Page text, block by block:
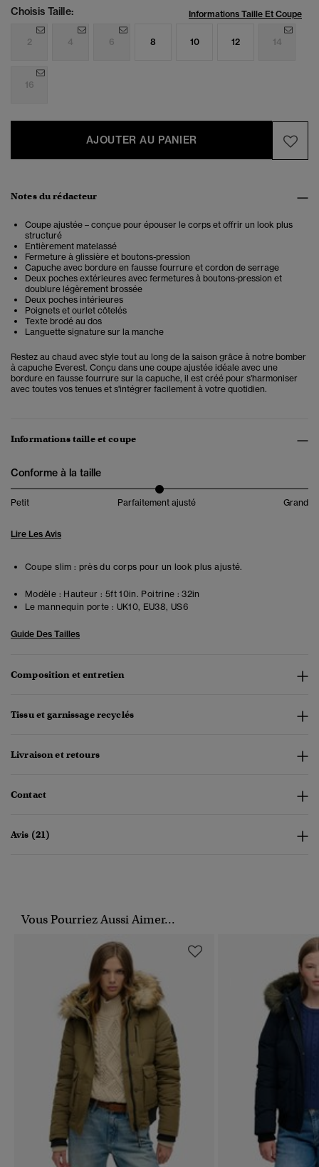
Choisis Taille: Informations Taille Et Coupe
2 4 6 8 10 12 14
16
AJOUTER AU PANIER
Notes du rédacteur
Coupe ajustée – conçue pour épouser le corps et offrir un look plus
structuré
Entièrement matelassé
Fermeture à glissière et boutons-pression
Capuche avec bordure en fausse fourrure et cordon de serrage
Deux poches extérieures avec fermetures à boutons-pression et
doublure légèrement brossée
Deux poches intérieures
Poignets et ourlet côtelés
Texte brodé au dos
Languette signature sur la manche
Restez au chaud avec style tout au long de la saison grâce à notre bomber
à capuche Everest. Conçu dans une coupe ajustée idéale avec une
bordure en fausse fourrure sur la capuche, il est créé pour s'harmoniser
avec toutes vos tenues et s'intégrer facilement à votre quotidien.
Informations taille et coupe
Conforme à la taille
Petit Parfaitement ajusté Grand
Lire Les Avis
Coupe slim : près du corps pour un look plus ajusté.
Modèle : Hauteur : 5ft 10in. Poitrine : 32in
Le mannequin porte : UK10, EU38, US6
Guide Des Tailles
Composition et entretien
Tissu et garnissage recyclés
Livraison et retours
Contact
Avis (21)
Vous Pourriez Aussi Aimer...